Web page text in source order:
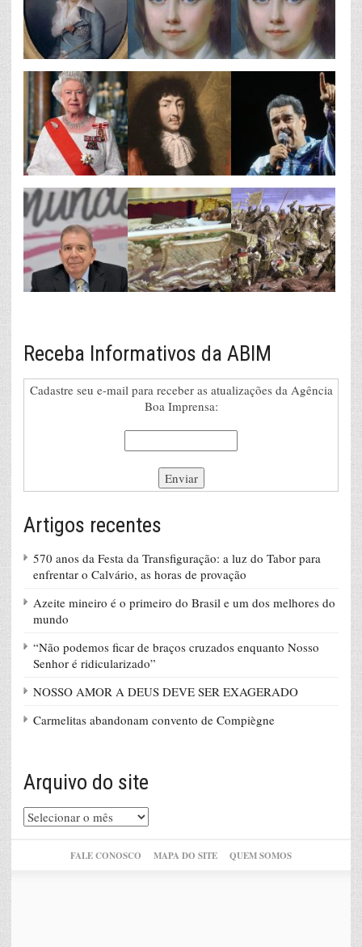
Receba Informativos da ABIM
Cadastre seu e-mail para receber as atualizações da Agência
Boa Imprensa:
Artigos recentes
570 anos da Festa da Transfiguração: a luz do Tabor para
enfrentar o Calvário, as horas de provação
Azeite mineiro é o primeiro do Brasil e um dos melhores do
mundo
“Não podemos ficar de braços cruzados enquanto Nosso
Senhor é ridicularizado”
NOSSO AMOR A DEUS DEVE SER EXAGERADO
Carmelitas abandonam convento de Compiègne
Arquivo do site
Arquivo
do
FALE CONOSCO MAPA DO SITE QUEM SOMOS